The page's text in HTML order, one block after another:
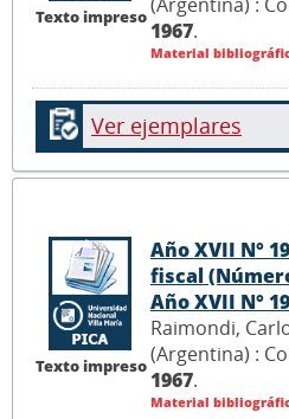
Texto impreso
1967.
Material
Ver ejemplares
Texto impreso
Año XVII N°
fiscal
Año XVII N°
Raimondi,
(Argentina) :
1967.
Material